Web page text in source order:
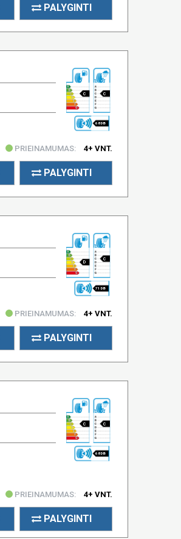
PALYGINTI
C C
68 DB
PRIEINAMUMAS: 4+ VNT.
PALYGINTI
D
C
71 DB
PRIEINAMUMAS: 4+ VNT.
PALYGINTI
C C
68 DB
PRIEINAMUMAS: 4+ VNT.
PALYGINTI